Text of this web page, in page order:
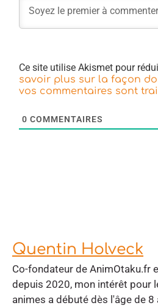
Ce site utilise Akismet pour
savoir plus sur la façon
vos commentaires sont
0 COMMENTAIRES
Quentin Holveck
Co-fondateur de AnimOtaku.fr
depuis 2020, mon intérêt pour
animes a débuté dès l'âge de 8